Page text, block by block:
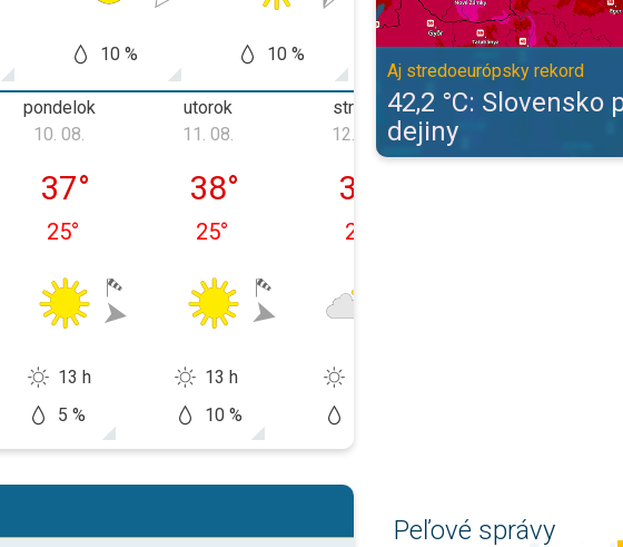
10 % 10 % 20 %
pondelok
pondelok 10. 08.
10. 08.
37°
25°
13 h
5 %
utorok
utorok 11. 08.
11. 08.
38°
25°
13 h
10 %
streda
streda 12. 08.
12. 08.
37
25
štvrtok
Aj stredoeurópsky rekord
42,2 °C: Slovensko
dejiny
Peľové správy